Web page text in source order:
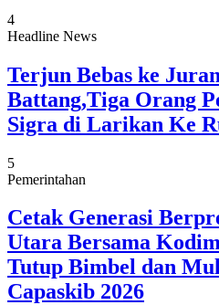
4
Headline News
Terjun Bebas ke
Battang,Tiga Orang
Sigra di Larikan Ke
5
Pemerintahan
Cetak Generasi
Utara Bersama
Tutup Bimbel dan
Capaskib 2026